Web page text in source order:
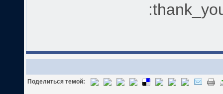
Поделиться темой: